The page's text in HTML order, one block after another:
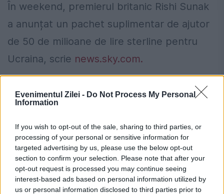
Evenimentul Zilei - Do Not Process My Personal
Information
If you wish to opt-out of the sale, sharing to third parties, or
processing of your personal or sensitive information for
targeted advertising by us, please use the below opt-out
section to confirm your selection. Please note that after your
opt-out request is processed you may continue seeing
interest-based ads based on personal information utilized by
us or personal information disclosed to third parties prior to
În weekend, premierul britanic Rishi Sunak
a anunțat un pachet suplimentar de ajutor
de 50 de milioane de lire sterline pentru
Ucraina, scrie news.sky.com.
Prețul petrolului a scăzut puternic după
semnalele privind un acord în
Strâmtoarea Hormuz. Investitorii
urmăresc negocierile dintre Iran, statele
din Golf și SUA
Caniculă într-o parte a țării, vijelii în alta.
Harta fenomenelor meteo anunțate de